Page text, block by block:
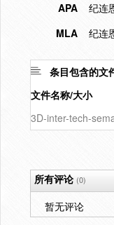
APA
纪连
MLA
纪连
条目包含的文
文件名称/大小
3D-inter-tech-
所有评论(0)
暂无评论